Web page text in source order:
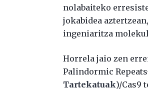
nolabaiteko
jokabidea
ingeniaritza
Horrela jaio zen
Palindormic
Tartekatuak)/Cas9